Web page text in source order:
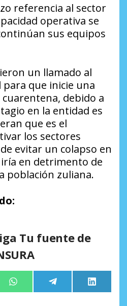
referencia al sector
operativa se
sus equipos
un llamado al
que inicie una
debido a
en la entidad es
que es el
los sectores
evitar un colapso en
en detrimento de
población zuliana.
Tu fuente de
Compartir
en
WhatsApp Compartir
en
Telegram
en
LinkedIn